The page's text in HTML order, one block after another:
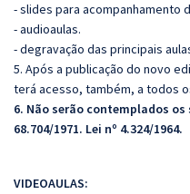
- slides para acompanhamento
- audioaulas.
- degravação das principais
5. Após a publicação do novo
terá acesso, também, a todos
6. Não serão contemplados
68.704/1971. Lei nº 4.324/1964.
VIDEOAULAS: